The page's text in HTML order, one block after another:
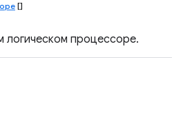
[]
процессоре.